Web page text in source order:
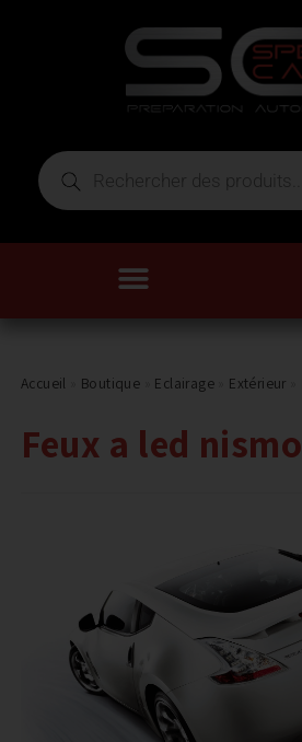
Accueil Boutique Eclairage» Extérieur
Feux a led nismo